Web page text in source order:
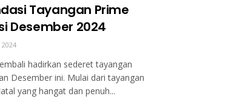
Tayangan Prime
Desember 2024
2024
hadirkan sederet tayangan
Desember ini. Mulai dari tayangan
yang hangat dan penuh...